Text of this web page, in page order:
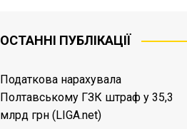
ОСТАННІ ПУБЛІКАЦІЇ
Податкова нарахувала
Полтавському ГЗК штраф у 35,3
млрд грн (LIGA.net)